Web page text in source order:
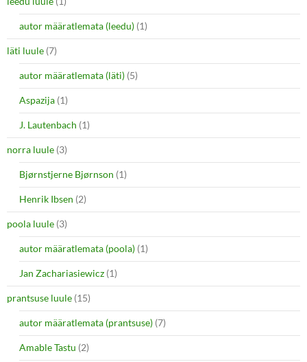
autor määratlemata (leedu) (1)
läti luule (7)
autor määratlemata (läti) (5)
Aspazija (1)
J. Lautenbach (1)
norra luule (3)
Bjørnstjerne Bjørnson (1)
Henrik Ibsen (2)
poola luule (3)
autor määratlemata (poola) (1)
Jan Zachariasiewicz (1)
prantsuse luule (15)
autor määratlemata (prantsuse) (7)
Amable Tastu (2)